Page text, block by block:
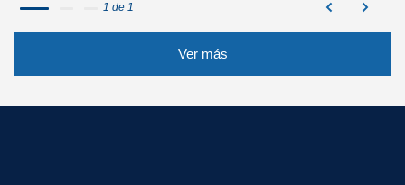
1 de 1
Ver más